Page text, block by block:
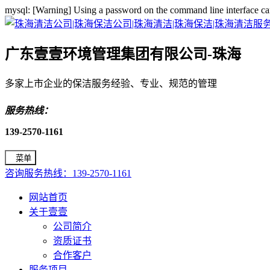
mysql: [Warning] Using a password on the command line interface
广东壹壹环境管理集团有限公司-珠海
多家上市企业的保洁服务经验、专业、规范的管理
服务热线：
139-2570-1161
菜单
咨询服务热线：139-2570-1161
网站首页
关于壹壹
公司简介
资质证书
合作客户